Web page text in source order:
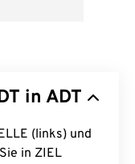
in ADT
(links) und
in ZIEL